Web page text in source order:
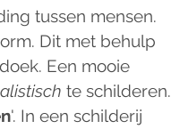
tussen mensen.
Dit met behulp
Een mooie
te schilderen.
'. In een schilderij